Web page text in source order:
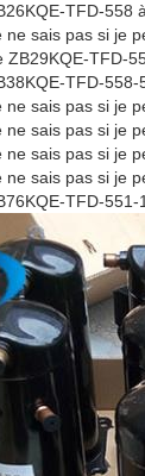
TFD-558
ne sais pas si je
ZB29KQE-TFD-
TFD-558-
ne sais pas si je
ne sais pas si je
ne sais pas si je
ne sais pas si je
TFD-551-